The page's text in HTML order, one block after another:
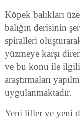
Köpek balıkları
balığın derisinin
spiralleri
yüzmeye karşı
ve bu konu ile ilgili
araştırmaları
uygulanmaktadır.
Yeni lifler ve yeni